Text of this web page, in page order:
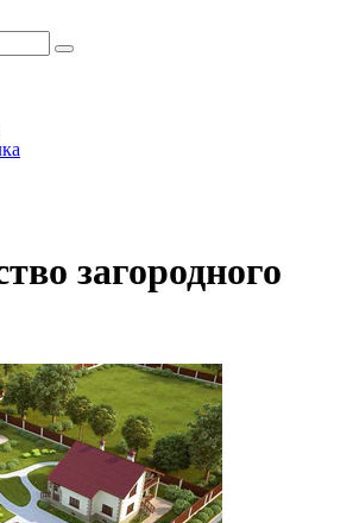
загородного